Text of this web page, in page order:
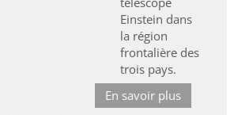
Einstein dans
la région
frontalière des
trois pays.
En savoir plus